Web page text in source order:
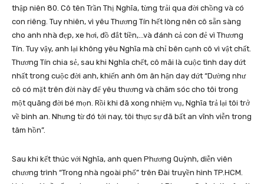
thập niên 80. Cô tên Trần Thị Nghĩa, từng trải qua đời chồng và có
con riêng. Tuy nhiên, vì yêu Thương Tín hết lòng nên cô sẵn sàng
cho anh nhà đẹp, xe hơi, đồ đắt tiền,…và đánh cả con đẻ vì Thương
Tín. Tuy vậy, anh lại không yêu Nghĩa mà chỉ bên cạnh cô vì vật chất.
Thương Tín chia sẻ, sau khi Nghĩa chết, cô mãi là cuộc tình day dứt
nhất trong cuộc đời anh, khiến anh ôm ân hận day dứt “Dường như
cô có mặt trên đời này để yêu thương và chăm sóc cho tôi trong
một quãng đời bé mọn. Rồi khi đã xong nhiệm vụ, Nghĩa trả lại tôi trở
về bình an. Nhưng từ đó tới nay, tôi thực sự đã bất an vĩnh viễn trong
tâm hồn”.
Sau khi kết thúc với Nghĩa, anh quen Phương Quỳnh, diễn viên
chương trình “Trong nhà ngoài phố” trên Đài truyền hình TP.HCM.